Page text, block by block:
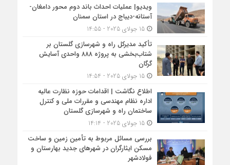
ویدیو| عملیات احداث باند دوم محور دامغان-
آستانه-دیباج در استان سمنان
15 جولای 2025 - 14:55
تأکید مدیرکل راه و شهرسازی گلستان بر
شتاب‌بخشی به پروژه ۸۸۸ واحدی آسایش
گرگان
15 جولای 2025 - 14:54
اطلاع نگاشت | اقدامات حوزه نظارت عالیه
اداره نظام مهندسی و مقررات ملی و کنترل
ساختمان راه و شهرسازی گلستان
15 جولای 2025 - 14:14
بررسی مسائل مربوط به تأمین زمین و ساخت
مسکن ایثارگران در شهرهای جدید بهارستان و
فولادشهر